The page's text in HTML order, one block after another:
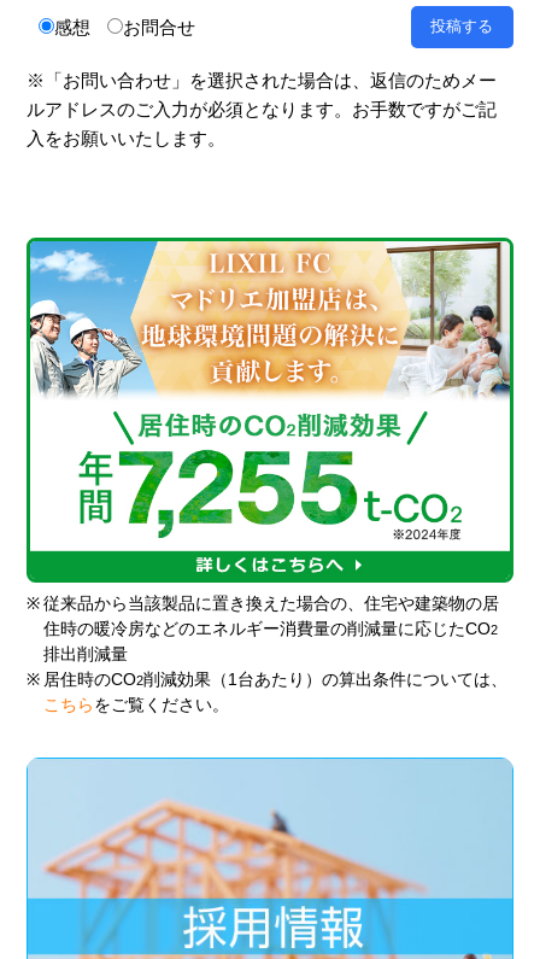
感想 お問合せ
※「お問い合わせ」を選択された場合は、返信のためメー
ルアドレスのご入力が必須となります。お手数ですがご記
入をお願いいたします。
※ 従来品から当該製品に置き換えた場合の、住宅や建築物の居
住時の暖冷房などのエネルギー消費量の削減量に応じたCO2
排出削減量
※ 居住時のCO2削減効果（1台あたり）の算出条件については、
こちら をご覧ください。